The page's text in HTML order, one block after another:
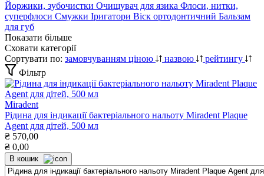
Йоржики, зубочистки Очищувач для язика Флоси, нитки,
суперфлоси Смужки Іригатори Віск ортодонтичний Бальзам
для губ
Показати більше
Сховати категорії
Сортувати по: замовчуванням ціною назвою
рейтингу
Фільтр
Miradent
Рідина для індикації бактеріального нальоту Miradent Plaque
Agent для дітей, 500 мл
₴ 570,00
₴ 0,00
В кошик